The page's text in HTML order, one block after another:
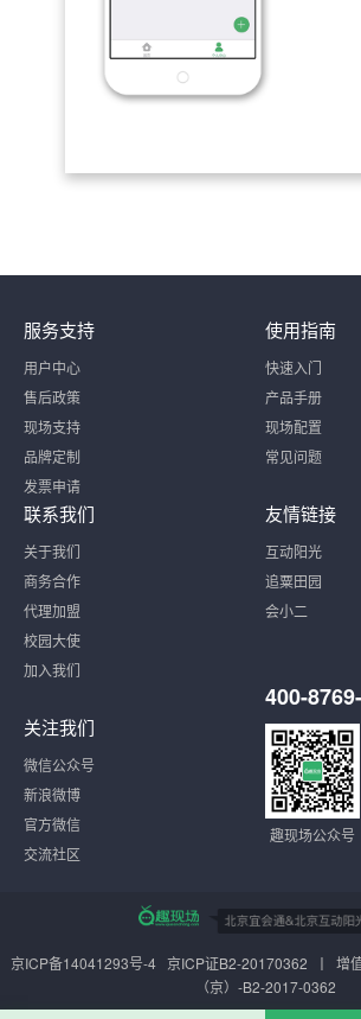
服务支持
用户中心
售后政策
现场支持
品牌定制
发票申请
使用指南
快速入门
产品手册
现场配置
常见问题
联系我们
关于我们
商务合作
代理加盟
校园大使
加入我们
友情链接
互动阳光
追粟田园
会小二
关注我们
微信公众号
新浪微博
官方微信
交流社区
400-
趣现场公众号
京ICP备14041293号-4京ICP证B2-20170362 丨 增
（京）-B2-2017-0362